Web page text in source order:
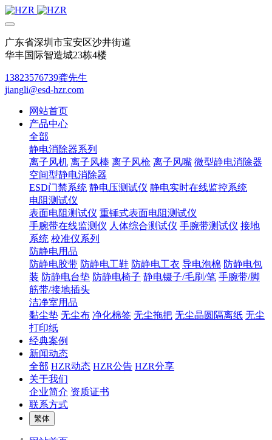
广东省深圳市宝安区沙井街道
华丰国际智造城23栋4楼
13823576739龚先生
jiangli@esd-hzr.com
网站首页
产品中心
全部
静电消除器系列
离子风机 离子风棒 离子风枪 离子风嘴 微型静电消除器
空间型静电消除器
ESD门禁系统 静电压测试仪 静电实时在线监控系统
电阻测试仪
表面电阻测试仪 重锤式表面电阻测试仪
手腕带在线监测仪 人体综合测试仪 手腕带测试仪 接地
系统 校准仪系列
防静电用品
防静电胶带 防静电工鞋 防静电工衣 导电泡棉 防静电包
装 防静电台垫 防静电椅子 静电镊子/毛刷/笔 手腕带/脚
筋带/接地插头
洁净室用品
黏尘垫 无尘布 净化棉签 无尘拖把 无尘晶圆隔离纸 无尘
打印纸
经典案例
新闻动态
全部 HZR动态 HZR公告 HZR分享
关于我们
企业简介 资质证书
联系方式
繁体